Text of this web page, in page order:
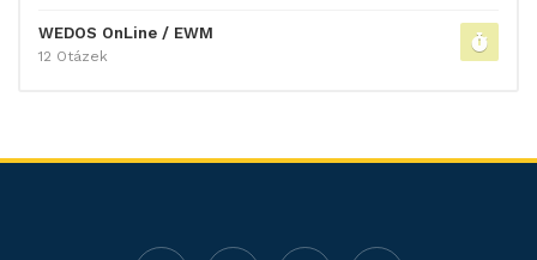
WEDOS OnLine / EWM
12 Otázek